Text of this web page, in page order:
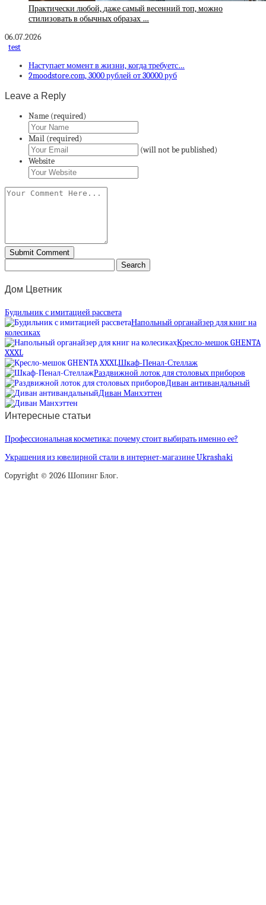
Практически любой, даже самый весенний топ, можно
стилизовать в обычных образах …
06.07.2026
test
Наступает момент в жизни, когда требуетс…
2moodstore.com, 3000 рублей от 30000 руб
Leave a Reply
Name (required)
Mail (required)
(will not be published)
Website
Дом Цветник
Будильник с имитацией рассвета
Напольный органайзер для книг на
колесиках
Кресло-мешок GHENTA
XXXL
Шкаф-Пенал-Стеллаж
Раздвижной лоток для столовых приборов
Диван антивандальный
Диван Манхэттен
Интересные статьи
Профессиональная косметика: почему стоит выбирать именно ее?
Украшения из ювелирной стали в интернет-магазине Ukrashaki
Copyright © 2026 Шопинг Блог.